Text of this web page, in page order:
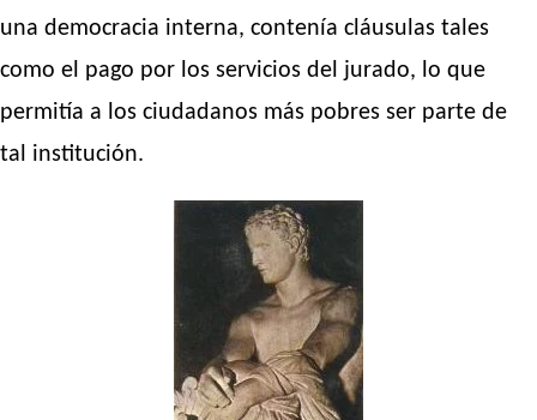
una democracia interna, contenía cláusulas tales
como el pago por los servicios del jurado, lo que
permitía a los ciudadanos más pobres ser parte de
tal institución.